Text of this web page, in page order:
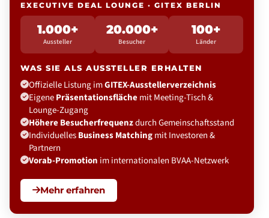
EXECUTIVE DEAL LOUNGE · GITEX BERLIN
1.000+
Aussteller
20.000+
Besucher
100+
Länder
WAS SIE ALS AUSSTELLER ERHALTEN
Offizielle Listung imGITEX-Ausstellerverzeichnis
EigenePräsentationsflächemit Meeting-Tisch &
Lounge-Zugang
Höhere Besucherfrequenzdurch Gemeinschaftsstand
IndividuellesBusiness Matchingmit Investoren &
Partnern
Vorab-Promotion im internationalen BVAA-Netzwerk
Mehr erfahren